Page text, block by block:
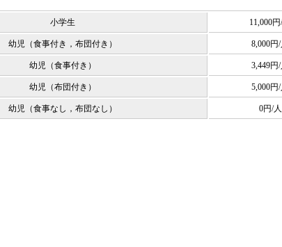
小学生 11,000円
幼児（食事付き，布団付き） 8,000円/
幼児（食事付き） 3,449円/
幼児（布団付き） 5,000円/
幼児（食事なし，布団なし） 0円/人